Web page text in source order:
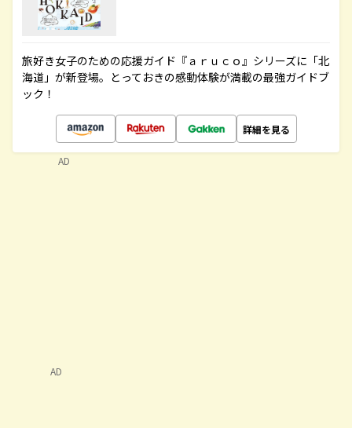
旅好き女子のための応援ガイド『ａｒｕｃｏ』シリーズに「北
海道」が新登場。とっておきの感動体験が満載の最強ガイドブ
ック！
詳細を見る
AD
AD